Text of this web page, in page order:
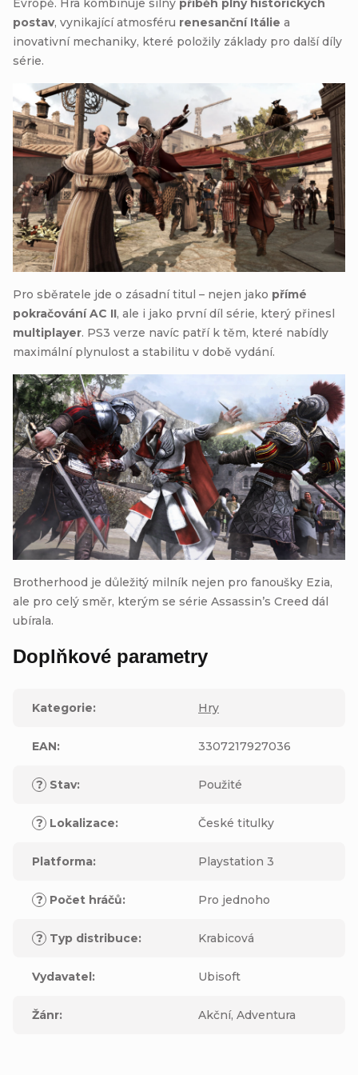
Evropě. Hra kombinuje silný příběh plný historických
postav, vynikající atmosféru renesanční Itálie a
inovativní mechaniky, které položily základy pro další díly
série.
Pro sběratele jde o zásadní titul – nejen jako přímé
pokračování AC II, ale i jako první díl série, který přinesl
multiplayer. PS3 verze navíc patří k těm, které nabídly
maximální plynulost a stabilitu v době vydání.
Brotherhood je důležitý milník nejen pro fanoušky Ezia,
ale pro celý směr, kterým se série Assassin’s Creed dál
ubírala.
Doplňkové parametry
Kategorie: Hry
EAN: 3307217927036
? Stav: Použité
? Lokalizace: České titulky
Platforma: Playstation 3
? Počet hráčů: Pro jednoho
? Typ distribuce: Krabicová
Vydavatel: Ubisoft
Žánr: Akční, Adventura